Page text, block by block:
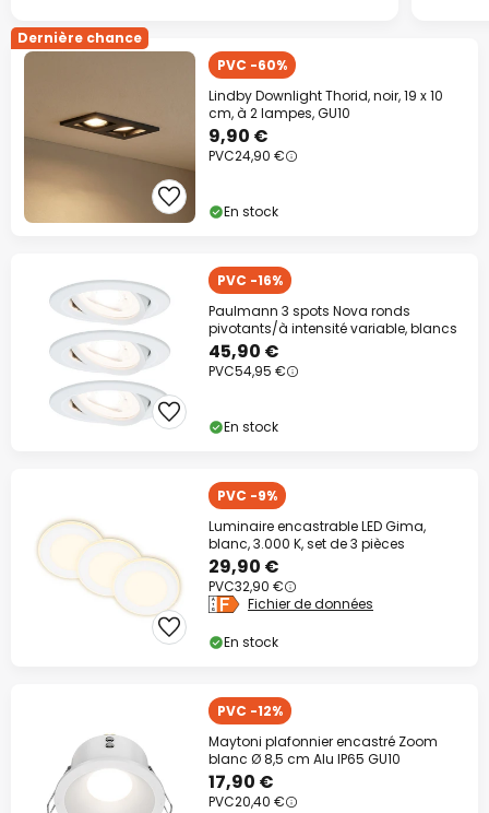
Dernière chance
PVC -60%
Lindby Downlight Thorid, noir, 19 x 10
cm, à 2 lampes, GU10
9,90 €
PVC24,90 €
En stock
PVC -16%
Paulmann 3 spots Nova ronds
pivotants/à intensité variable, blancs
45,90 €
PVC54,95 €
En stock
PVC -9%
Luminaire encastrable LED Gima,
blanc, 3.000 K, set de 3 pièces
29,90 €
PVC32,90 €
Fichier de données
En stock
PVC -12%
Maytoni plafonnier encastré Zoom
blanc Ø 8,5 cm Alu IP65 GU10
17,90 €
PVC20,40 €